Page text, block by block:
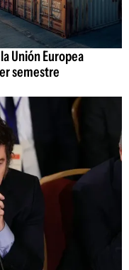
Unión Europea
semestre